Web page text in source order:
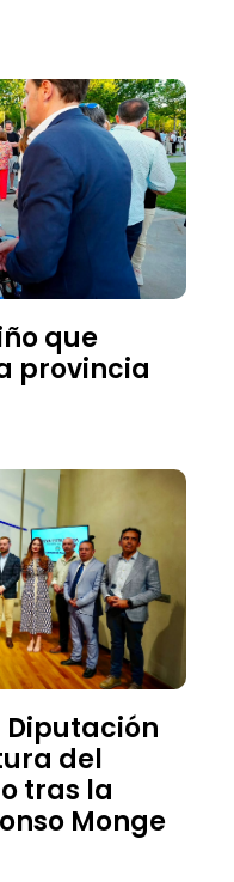
que
provincia
Diputación
del
tras la
Monge